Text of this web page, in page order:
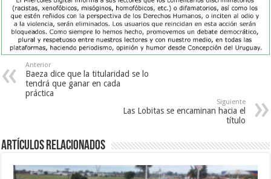
Anterior
Baeza dice que la titularidad se lo
tendrá que ganar en cada
práctica
Siguiente
Las Lobitas se encaminan hacia el
título
Artículos Relacionados